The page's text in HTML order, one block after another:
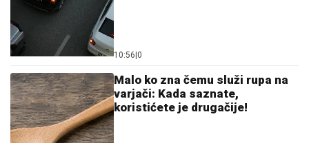
10:56 0
Malo ko zna čemu služi rupa na
varjači: Kada saznate,
koristićete je drugačije!